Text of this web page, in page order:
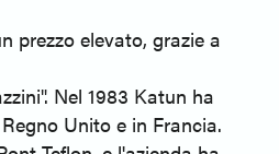
prezzo elevato, grazie a
Nel 1983 Katun ha
Unito e in Francia.